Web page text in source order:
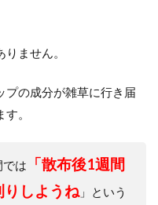
ません。
プの成分が雑草に行き届
。
は
「散布後1週間
りしようね 」という